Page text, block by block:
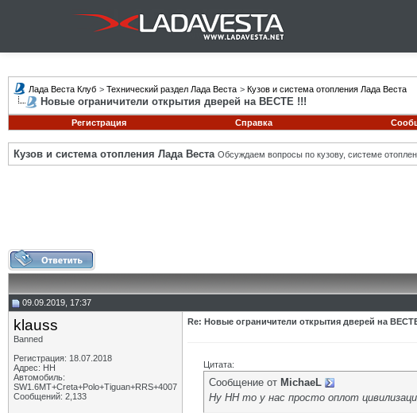
Лада Веста Клуб > Технический раздел Лада Веста > Кузов и система отопления Лада Веста
Новые ограничители открытия дверей на ВЕСТЕ !!!
Регистрация Справка
Кузов и система отопления Лада Веста Обсуждаем вопросы по кузову, системе
09.09.2019, 17:37
klauss
Banned
Регистрация: 18.07.2018
Адрес: НН
Автомобиль:
SW1.6МТ+Creta+Polo+Tiguan+RRS+4007
Сообщений: 2,133
Re: Новые ограничители открытия дверей на
Цитата:
Сообщение от MichaeL
Ну НН то у нас просто оплот